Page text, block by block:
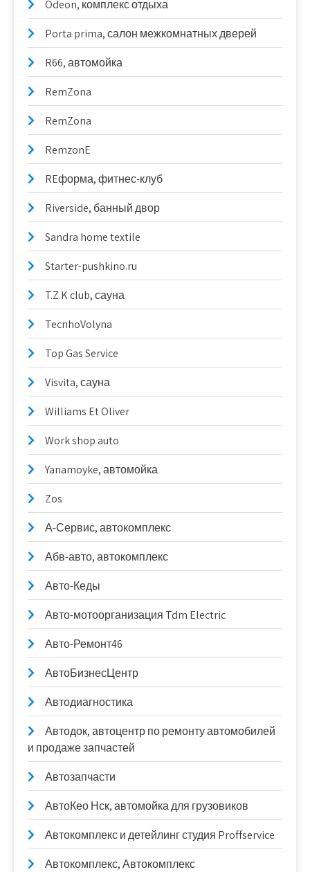
Odeon, комплекс отдыха
Porta prima, салон межкомнатных дверей
R66, автомойка
RemZona
RemZona
RemzonE
REформа, фитнес-клуб
Riverside, банный двор
Sandra home textile
Starter-pushkino.ru
T.Z.K club, сауна
TecnhoVolyna
Top Gas Service
Visvita, сауна
Williams Et Oliver
Work shop auto
Yanamoyke, автомойка
Zos
А-Сервис, автокомплекс
Абв-авто, автокомплекс
Авто-Кеды
Авто-мотоорганизация Tdm Electric
Авто-Ремонт46
АвтоБизнесЦентр
Автодиагностика
Автодок, автоцентр по ремонту автомобилей
и продаже запчастей
Автозапчасти
АвтоКео Нск, автомойка для грузовиков
Автокомплекс и детейлинг студия Proffservice
Автокомплекс, Автокомплекс